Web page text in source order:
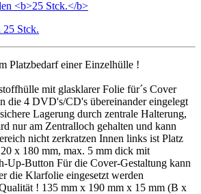
Stck.
Platzbedarf einer Einzelhülle !
mit glasklarer Folie für´s Cover
die 4 DVD's/CD's übereinander eingelegt
Lagerung durch zentrale Halterung,
nur am Zentralloch gehalten und kann
nicht zerkratzen Innen links ist Platz
x 180 mm, max. 5 mm dick mit
Up-Button Für die Cover-Gestaltung kann
die Klarfolie eingesetzt werden
! 135 mm x 190 mm x 15 mm (B x